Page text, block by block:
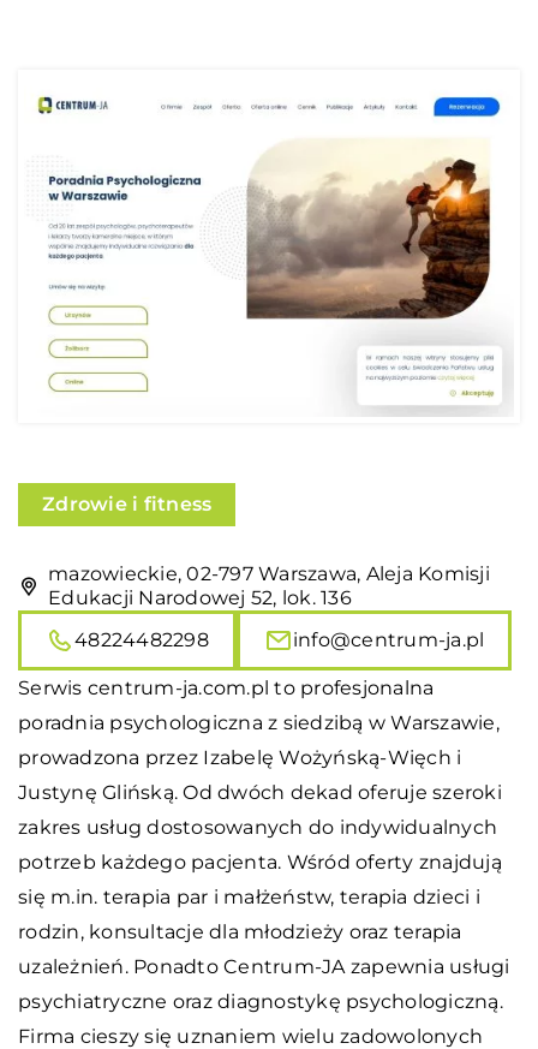
Zdrowie i fitness
mazowieckie, 02-797 Warszawa, Aleja Komisji
Edukacji Narodowej 52, lok. 136
48224482298
info@centrum-ja.pl
Serwis centrum-ja.com.pl to profesjonalna
poradnia psychologiczna z siedzibą w Warszawie,
prowadzona przez Izabelę Wożyńską-Więch i
Justynę Glińską. Od dwóch dekad oferuje szeroki
zakres usług dostosowanych do indywidualnych
potrzeb każdego pacjenta. Wśród oferty znajdują
się m.in. terapia par i małżeństw, terapia dzieci i
rodzin, konsultacje dla młodzieży oraz terapia
uzależnień. Ponadto Centrum-JA zapewnia usługi
psychiatryczne oraz diagnostykę psychologiczną.
Firma cieszy się uznaniem wielu zadowolonych